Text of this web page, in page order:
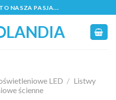
NASZA PASJA...
LED / Listwy
ścienne